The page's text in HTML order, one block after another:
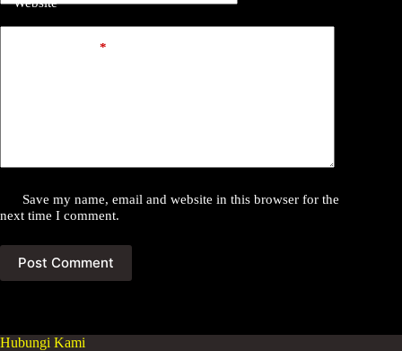
*
Save my name, email and website in this browser for the
next time I comment.
Post Comment
Hubungi Kami